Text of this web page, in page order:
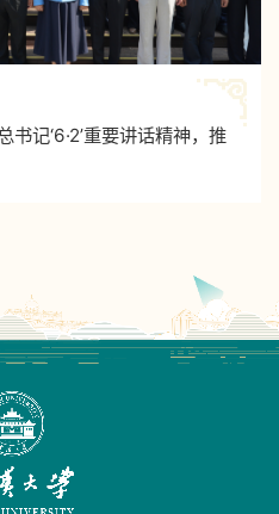
书记‘6·2’重要讲话精神，推